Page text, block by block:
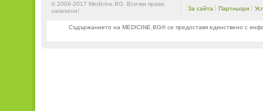
© 2006-2017 Medicine.BG. Всички права
запазени!
За сайта Партньори
Съдържанието на MEDICINE.BG® се предоставя единствено с